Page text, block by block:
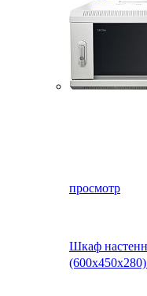
просмотр
Шкаф